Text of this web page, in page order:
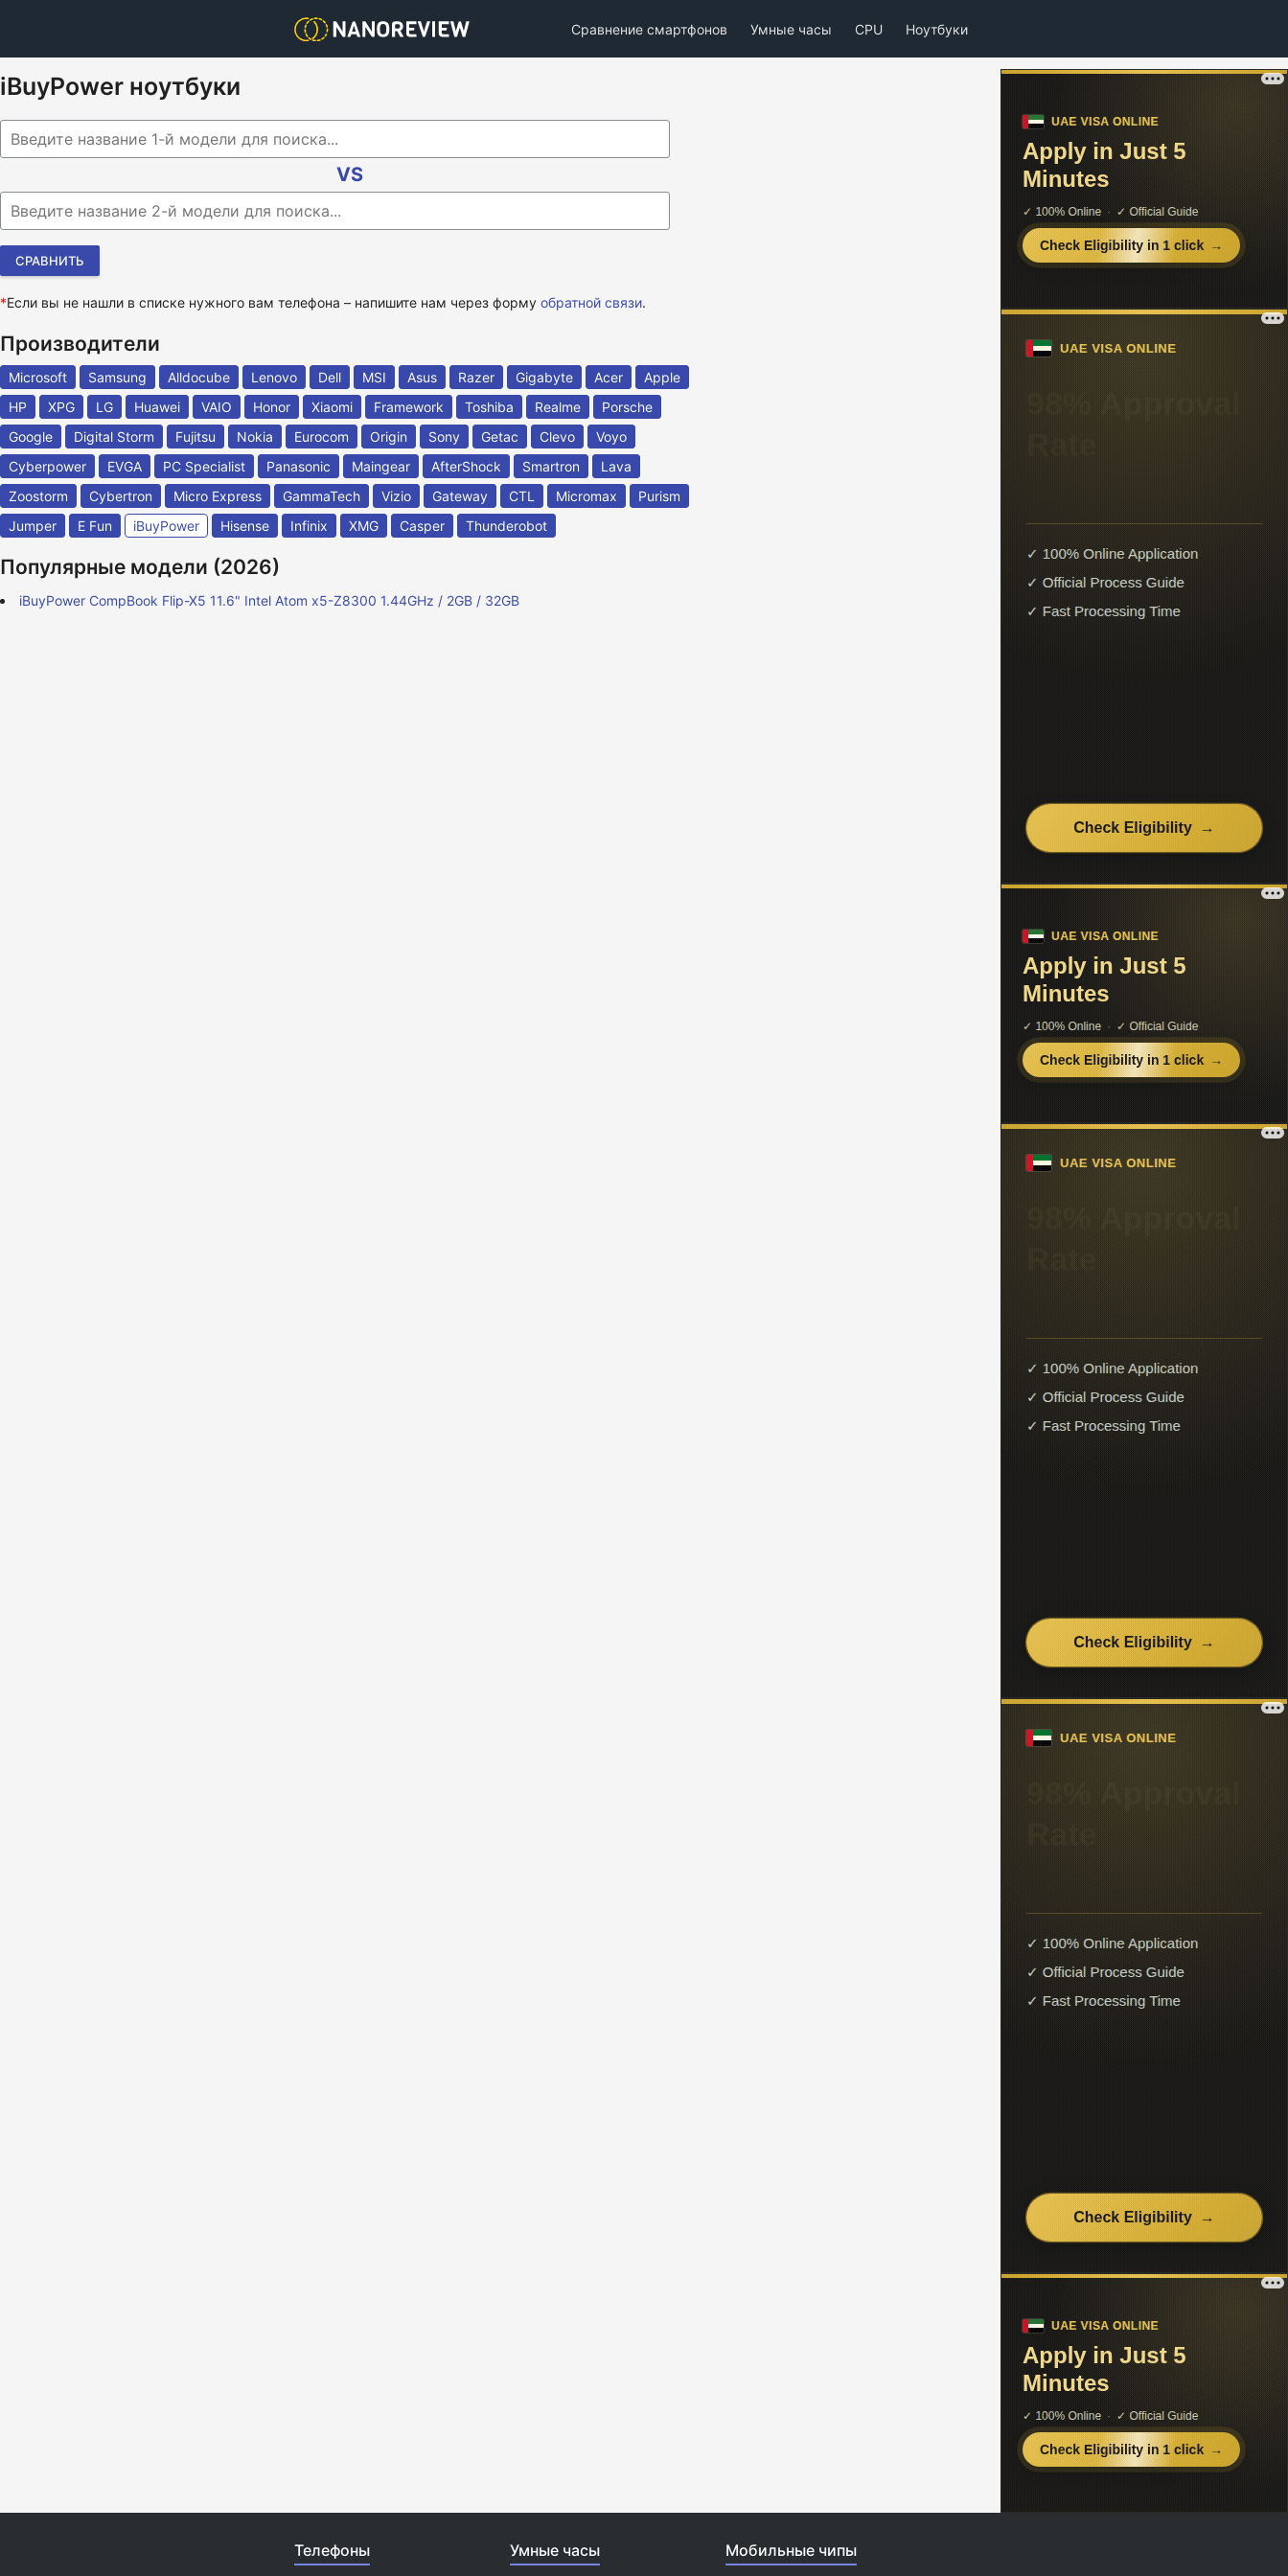
Сравнение смартфонов Умные часы CPU Ноутбуки
iBuyPower ноутбуки
VS
*Если вы не нашли в списке нужного вам телефона – напишите нам через форму обратной связи.
Производители
Microsoft Samsung Alldocube Lenovo Dell MSI Asus Razer Gigabyte Acer
Apple
HP
XPG LG Huawei VAIO Honor Xiaomi Framework Toshiba Realme
Porsche
Google
Digital Storm Fujitsu Nokia Eurocom Origin Sony Getac Clevo
Voyo
Cyberpower
EVGA PC Specialist Panasonic Maingear AfterShock Smartron
Lava
Zoostorm
Cybertron Micro Express GammaTech Vizio Gateway CTL Micromax
Purism
Jumper
E Fun iBuyPower Hisense Infinix XMG Casper Thunderobot
Популярные модели (2026)
iBuyPower CompBook Flip-X5 11.6" Intel Atom x5-Z8300 1.44GHz / 2GB / 32GB
Телефоны Умные часы Мобильные чипы